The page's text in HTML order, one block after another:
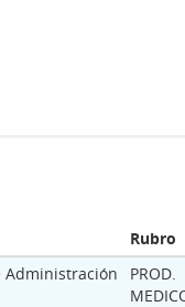
Rubro
Administración
PROD.